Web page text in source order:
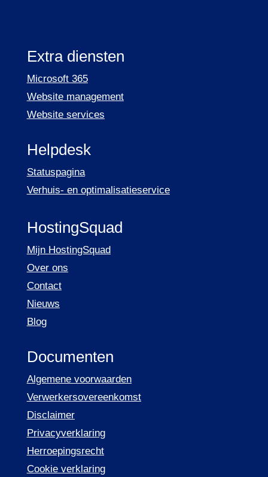
Extra diensten
Microsoft 365
Website management
Website services
Helpdesk
Statuspagina
Verhuis- en optimalisatieservice
HostingSquad
Mijn HostingSquad
Over ons
Contact
Nieuws
Blog
Documenten
Algemene voorwaarden
Verwerkersovereenkomst
Disclaimer
Privacyverklaring
Herroepingsrecht
Cookie verklaring